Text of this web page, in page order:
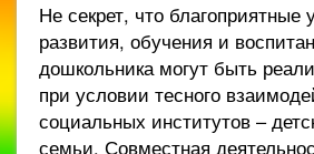
Не секрет, что благоприятные
развития, обучения и
дошкольника могут быть
при условии тесного
социальных институтов –
семьи. Совместная